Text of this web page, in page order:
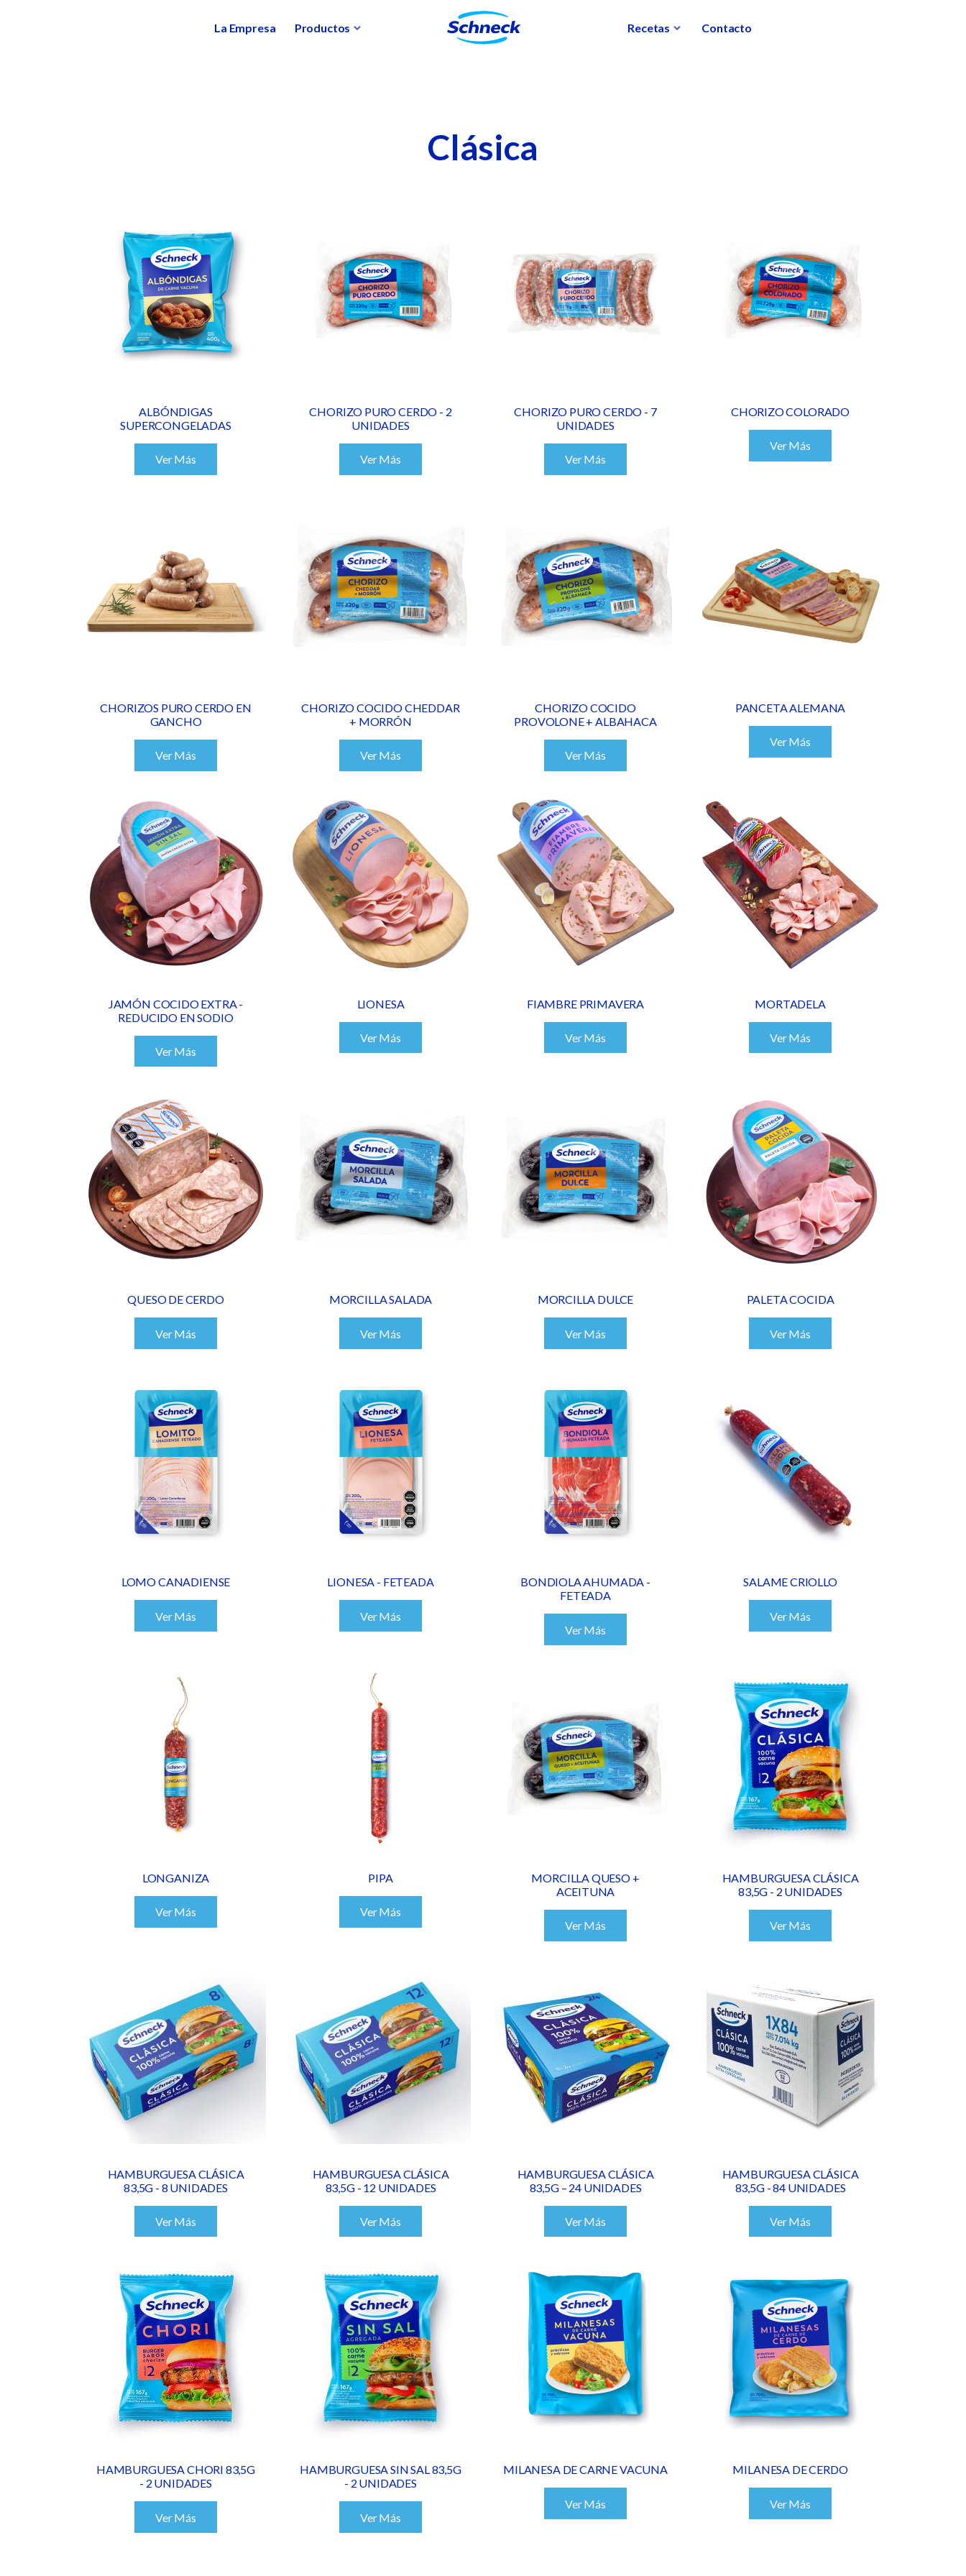
La Empresa Productos Recetas Contacto
Clásica
ALBÓNDIGAS
SUPERCONGELADAS
Ver Más
CHORIZO PURO CERDO - 2
UNIDADES
Ver Más
CHORIZO PURO CERDO - 7
UNIDADES
Ver Más
CHORIZO COLORADO
Ver Más
CHORIZOS PURO CERDO EN
GANCHO
Ver Más
CHORIZO COCIDO CHEDDAR
+ MORRÓN
Ver Más
CHORIZO COCIDO
PROVOLONE + ALBAHACA
Ver Más
PANCETA ALEMANA
Ver Más
JAMÓN COCIDO EXTRA -
REDUCIDO EN SODIO
Ver Más
LIONESA
Ver Más
FIAMBRE PRIMAVERA
Ver Más
MORTADELA
Ver Más
QUESO DE CERDO
Ver Más
MORCILLA SALADA
Ver Más
MORCILLA DULCE
Ver Más
PALETA COCIDA
Ver Más
LOMO CANADIENSE
Ver Más
LIONESA - FETEADA
Ver Más
BONDIOLA AHUMADA -
FETEADA
Ver Más
SALAME CRIOLLO
Ver Más
LONGANIZA
Ver Más
PIPA
Ver Más
MORCILLA QUESO +
ACEITUNA
Ver Más
HAMBURGUESA CLÁSICA
83,5G - 2 UNIDADES
Ver Más
HAMBURGUESA CLÁSICA
83,5G - 8 UNIDADES
Ver Más
HAMBURGUESA CLÁSICA
83,5G - 12 UNIDADES
Ver Más
HAMBURGUESA CLÁSICA
83,5G – 24 UNIDADES
Ver Más
HAMBURGUESA CLÁSICA
83,5G - 84 UNIDADES
Ver Más
HAMBURGUESA CHORI 83,5G
- 2 UNIDADES
Ver Más
HAMBURGUESA SIN SAL 83,5G
- 2 UNIDADES
Ver Más
MILANESA DE CARNE VACUNA
Ver Más
MILANESA DE CERDO
Ver Más